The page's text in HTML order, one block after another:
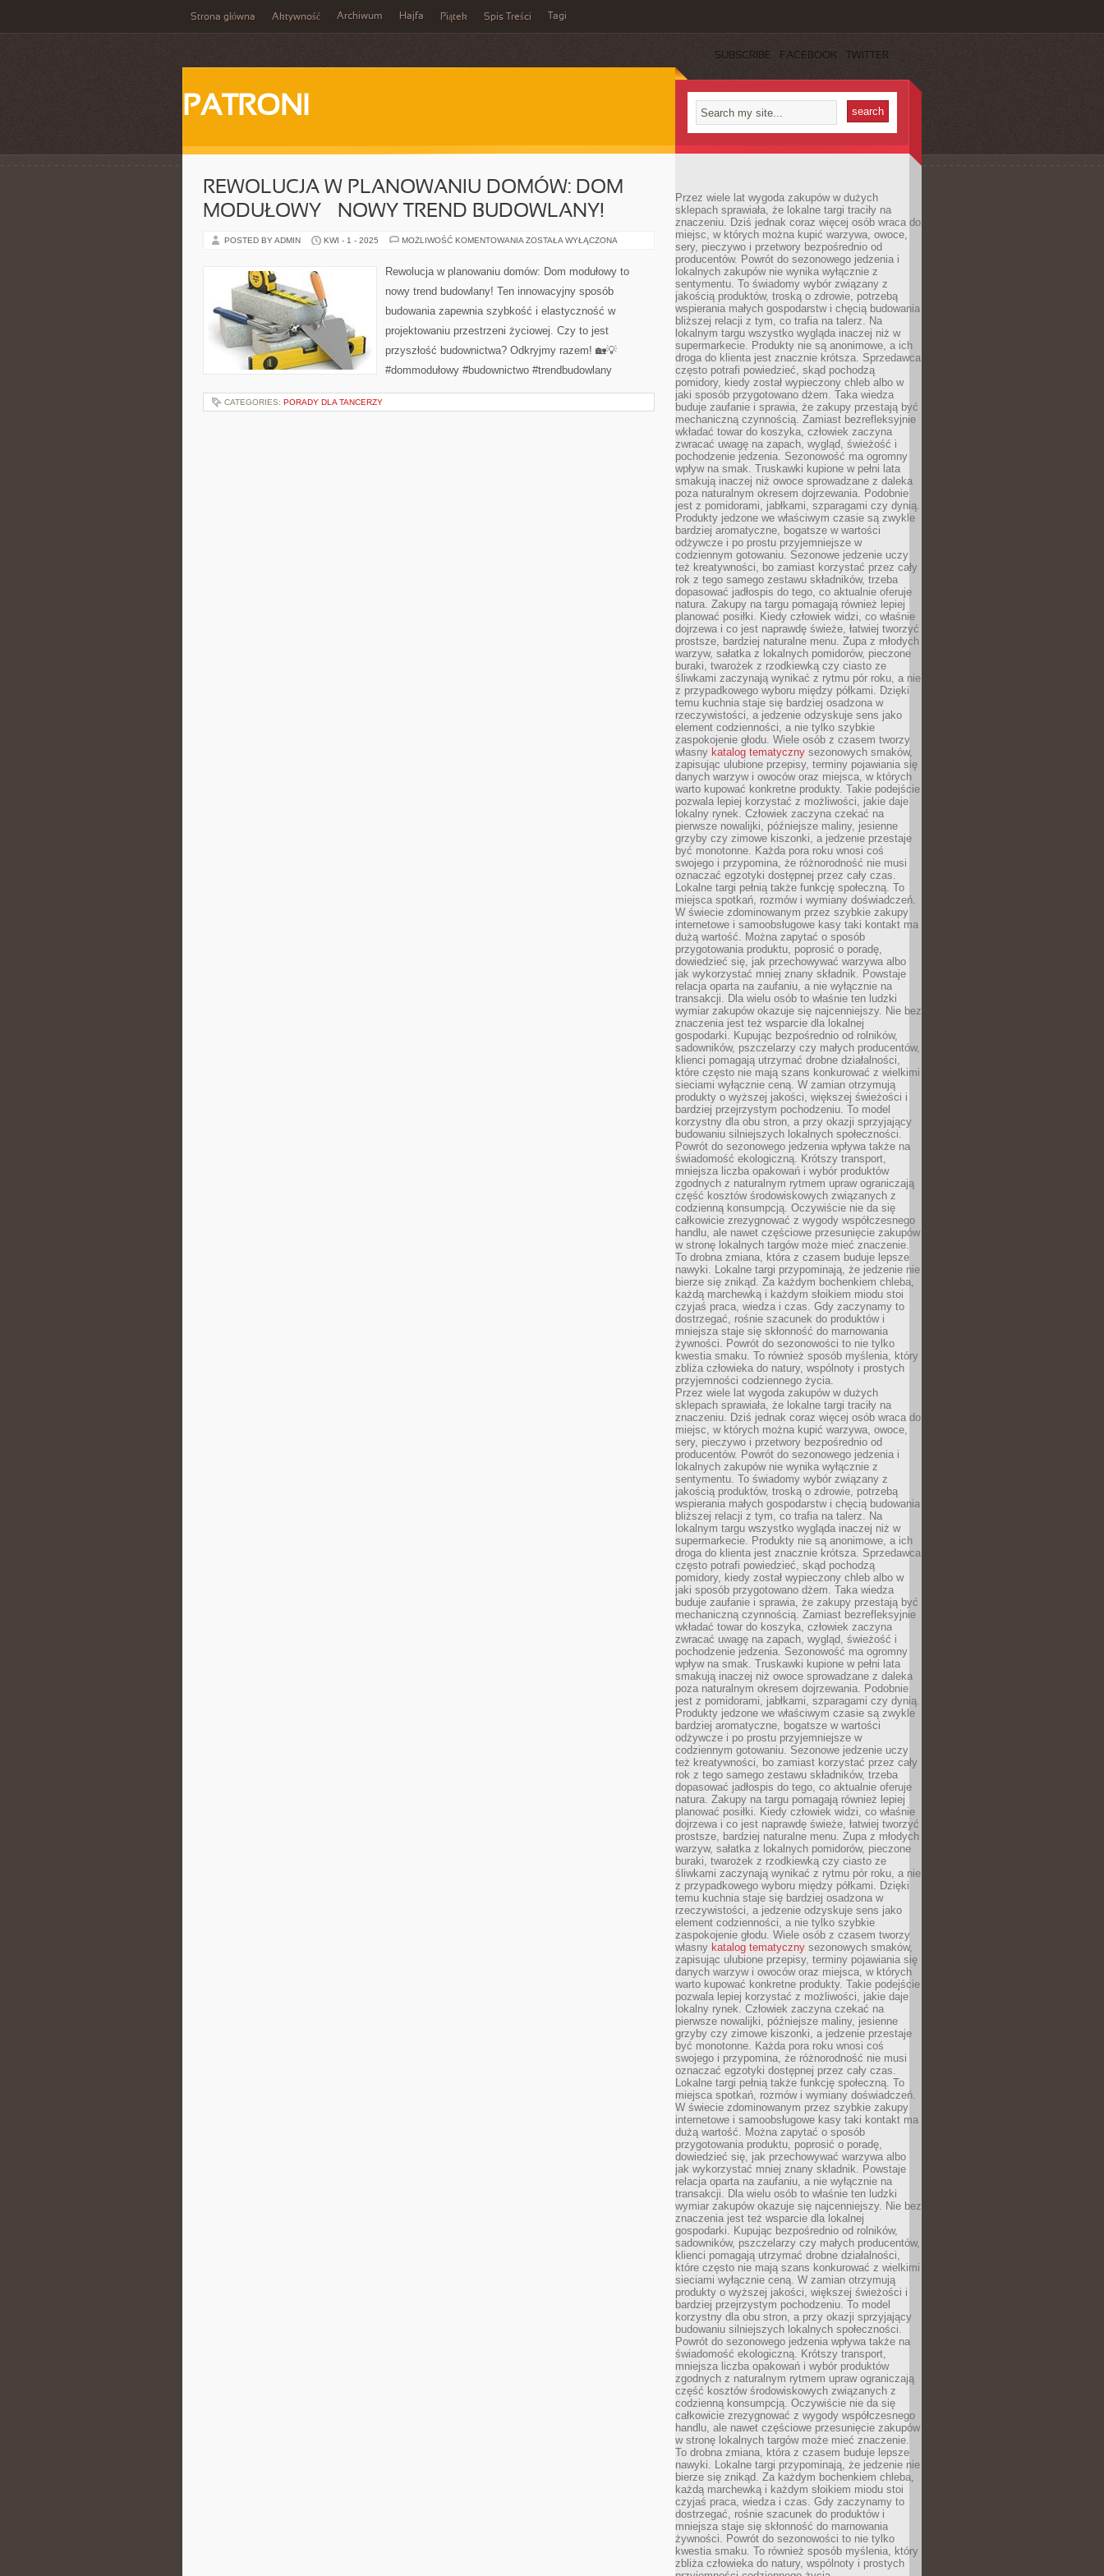
Strona główna Aktywność Archiwum Hajfa Piątek Spis Treści Tagi
SUBSCRIBE FACEBOOK TWITTER
PATRONI
REWOLUCJA W PLANOWANIU DOMÓW: DOM
MODUŁOWY – NOWY TREND BUDOWLANY!
POSTED BY ADMIN KWI - 1 - 2025 MOŻLIWOŚĆ KOMENTOWANIA REWOLUCJA
DOMÓW:
DOM
–
TREND
ZOSTAŁA WYŁĄCZONA
Rewolucja w planowaniu domów: Dom modułowy to
nowy trend budowlany! Ten innowacyjny sposób
budowania zapewnia szybkość i elastyczność w
projektowaniu przestrzeni życiowej. Czy to jest
przyszłość budownictwa? Odkryjmy razem! 🏡💡
#dommodułowy #budownictwo #trendbudowlany
CATEGORIES: PORADY DLA TANCERZY
Przez wiele lat wygoda zakupów w dużych
sklepach sprawiała, że lokalne targi traciły na
znaczeniu. Dziś jednak coraz więcej osób wraca do
miejsc, w których można kupić warzywa, owoce,
sery, pieczywo i przetwory bezpośrednio od
producentów. Powrót do sezonowego jedzenia i
lokalnych zakupów nie wynika wyłącznie z
sentymentu. To świadomy wybór związany z
jakością produktów, troską o zdrowie, potrzebą
wspierania małych gospodarstw i chęcią budowania
bliższej relacji z tym, co trafia na talerz. Na
lokalnym targu wszystko wygląda inaczej niż w
supermarkecie. Produkty nie są anonimowe, a ich
droga do klienta jest znacznie krótsza. Sprzedawca
często potrafi powiedzieć, skąd pochodzą
pomidory, kiedy został wypieczony chleb albo w
jaki sposób przygotowano dżem. Taka wiedza
buduje zaufanie i sprawia, że zakupy przestają być
mechaniczną czynnością. Zamiast bezrefleksyjnie
wkładać towar do koszyka, człowiek zaczyna
zwracać uwagę na zapach, wygląd, świeżość i
pochodzenie jedzenia. Sezonowość ma ogromny
wpływ na smak. Truskawki kupione w pełni lata
smakują inaczej niż owoce sprowadzane z daleka
poza naturalnym okresem dojrzewania. Podobnie
jest z pomidorami, jabłkami, szparagami czy dynią.
Produkty jedzone we właściwym czasie są zwykle
bardziej aromatyczne, bogatsze w wartości
odżywcze i po prostu przyjemniejsze w
codziennym gotowaniu. Sezonowe jedzenie uczy
też kreatywności, bo zamiast korzystać przez cały
rok z tego samego zestawu składników, trzeba
dopasować jadłospis do tego, co aktualnie oferuje
natura. Zakupy na targu pomagają również lepiej
planować posiłki. Kiedy człowiek widzi, co właśnie
dojrzewa i co jest naprawdę świeże, łatwiej tworzyć
prostsze, bardziej naturalne menu. Zupa z młodych
warzyw, sałatka z lokalnych pomidorów, pieczone
buraki, twarożek z rzodkiewką czy ciasto ze
śliwkami zaczynają wynikać z rytmu pór roku, a nie
z przypadkowego wyboru między półkami. Dzięki
temu kuchnia staje się bardziej osadzona w
rzeczywistości, a jedzenie odzyskuje sens jako
element codzienności, a nie tylko szybkie
zaspokojenie głodu. Wiele osób z czasem tworzy
własny katalog tematyczny sezonowych smaków,
zapisując ulubione przepisy, terminy pojawiania się
danych warzyw i owoców oraz miejsca, w których
warto kupować konkretne produkty. Takie podejście
pozwala lepiej korzystać z możliwości, jakie daje
lokalny rynek. Człowiek zaczyna czekać na
pierwsze nowalijki, późniejsze maliny, jesienne
grzyby czy zimowe kiszonki, a jedzenie przestaje
być monotonne. Każda pora roku wnosi coś
swojego i przypomina, że różnorodność nie musi
oznaczać egzotyki dostępnej przez cały czas.
Lokalne targi pełnią także funkcję społeczną. To
miejsca spotkań, rozmów i wymiany doświadczeń.
W świecie zdominowanym przez szybkie zakupy
internetowe i samoobsługowe kasy taki kontakt ma
dużą wartość. Można zapytać o sposób
przygotowania produktu, poprosić o poradę,
dowiedzieć się, jak przechowywać warzywa albo
jak wykorzystać mniej znany składnik. Powstaje
relacja oparta na zaufaniu, a nie wyłącznie na
transakcji. Dla wielu osób to właśnie ten ludzki
wymiar zakupów okazuje się najcenniejszy. Nie bez
znaczenia jest też wsparcie dla lokalnej
gospodarki. Kupując bezpośrednio od rolników,
sadowników, pszczelarzy czy małych producentów,
klienci pomagają utrzymać drobne działalności,
które często nie mają szans konkurować z wielkimi
sieciami wyłącznie ceną. W zamian otrzymują
produkty o wyższej jakości, większej świeżości i
bardziej przejrzystym pochodzeniu. To model
korzystny dla obu stron, a przy okazji sprzyjający
budowaniu silniejszych lokalnych społeczności.
Powrót do sezonowego jedzenia wpływa także na
świadomość ekologiczną. Krótszy transport,
mniejsza liczba opakowań i wybór produktów
zgodnych z naturalnym rytmem upraw ograniczają
część kosztów środowiskowych związanych z
codzienną konsumpcją. Oczywiście nie da się
całkowicie zrezygnować z wygody współczesnego
handlu, ale nawet częściowe przesunięcie zakupów
w stronę lokalnych targów może mieć znaczenie.
To drobna zmiana, która z czasem buduje lepsze
nawyki. Lokalne targi przypominają, że jedzenie nie
bierze się znikąd. Za każdym bochenkiem chleba,
każdą marchewką i każdym słoikiem miodu stoi
czyjaś praca, wiedza i czas. Gdy zaczynamy to
dostrzegać, rośnie szacunek do produktów i
mniejsza staje się skłonność do marnowania
żywności. Powrót do sezonowości to nie tylko
kwestia smaku. To również sposób myślenia, który
zbliża człowieka do natury, wspólnoty i prostych
przyjemności codziennego życia.
Przez wiele lat wygoda zakupów w dużych
sklepach sprawiała, że lokalne targi traciły na
znaczeniu. Dziś jednak coraz więcej osób wraca do
miejsc, w których można kupić warzywa, owoce,
sery, pieczywo i przetwory bezpośrednio od
producentów. Powrót do sezonowego jedzenia i
lokalnych zakupów nie wynika wyłącznie z
sentymentu. To świadomy wybór związany z
jakością produktów, troską o zdrowie, potrzebą
wspierania małych gospodarstw i chęcią budowania
bliższej relacji z tym, co trafia na talerz. Na
lokalnym targu wszystko wygląda inaczej niż w
supermarkecie. Produkty nie są anonimowe, a ich
droga do klienta jest znacznie krótsza. Sprzedawca
często potrafi powiedzieć, skąd pochodzą
pomidory, kiedy został wypieczony chleb albo w
jaki sposób przygotowano dżem. Taka wiedza
buduje zaufanie i sprawia, że zakupy przestają być
mechaniczną czynnością. Zamiast bezrefleksyjnie
wkładać towar do koszyka, człowiek zaczyna
zwracać uwagę na zapach, wygląd, świeżość i
pochodzenie jedzenia. Sezonowość ma ogromny
wpływ na smak. Truskawki kupione w pełni lata
smakują inaczej niż owoce sprowadzane z daleka
poza naturalnym okresem dojrzewania. Podobnie
jest z pomidorami, jabłkami, szparagami czy dynią.
Produkty jedzone we właściwym czasie są zwykle
bardziej aromatyczne, bogatsze w wartości
odżywcze i po prostu przyjemniejsze w
codziennym gotowaniu. Sezonowe jedzenie uczy
też kreatywności, bo zamiast korzystać przez cały
rok z tego samego zestawu składników, trzeba
dopasować jadłospis do tego, co aktualnie oferuje
natura. Zakupy na targu pomagają również lepiej
planować posiłki. Kiedy człowiek widzi, co właśnie
dojrzewa i co jest naprawdę świeże, łatwiej tworzyć
prostsze, bardziej naturalne menu. Zupa z młodych
warzyw, sałatka z lokalnych pomidorów, pieczone
buraki, twarożek z rzodkiewką czy ciasto ze
śliwkami zaczynają wynikać z rytmu pór roku, a nie
z przypadkowego wyboru między półkami. Dzięki
temu kuchnia staje się bardziej osadzona w
rzeczywistości, a jedzenie odzyskuje sens jako
element codzienności, a nie tylko szybkie
zaspokojenie głodu. Wiele osób z czasem tworzy
własny katalog tematyczny sezonowych smaków,
zapisując ulubione przepisy, terminy pojawiania się
danych warzyw i owoców oraz miejsca, w których
warto kupować konkretne produkty. Takie podejście
pozwala lepiej korzystać z możliwości, jakie daje
lokalny rynek. Człowiek zaczyna czekać na
pierwsze nowalijki, późniejsze maliny, jesienne
grzyby czy zimowe kiszonki, a jedzenie przestaje
być monotonne. Każda pora roku wnosi coś
swojego i przypomina, że różnorodność nie musi
oznaczać egzotyki dostępnej przez cały czas.
Lokalne targi pełnią także funkcję społeczną. To
miejsca spotkań, rozmów i wymiany doświadczeń.
W świecie zdominowanym przez szybkie zakupy
internetowe i samoobsługowe kasy taki kontakt ma
dużą wartość. Można zapytać o sposób
przygotowania produktu, poprosić o poradę,
dowiedzieć się, jak przechowywać warzywa albo
jak wykorzystać mniej znany składnik. Powstaje
relacja oparta na zaufaniu, a nie wyłącznie na
transakcji. Dla wielu osób to właśnie ten ludzki
wymiar zakupów okazuje się najcenniejszy. Nie bez
znaczenia jest też wsparcie dla lokalnej
gospodarki. Kupując bezpośrednio od rolników,
sadowników, pszczelarzy czy małych producentów,
klienci pomagają utrzymać drobne działalności,
które często nie mają szans konkurować z wielkimi
sieciami wyłącznie ceną. W zamian otrzymują
produkty o wyższej jakości, większej świeżości i
bardziej przejrzystym pochodzeniu. To model
korzystny dla obu stron, a przy okazji sprzyjający
budowaniu silniejszych lokalnych społeczności.
Powrót do sezonowego jedzenia wpływa także na
świadomość ekologiczną. Krótszy transport,
mniejsza liczba opakowań i wybór produktów
zgodnych z naturalnym rytmem upraw ograniczają
część kosztów środowiskowych związanych z
codzienną konsumpcją. Oczywiście nie da się
całkowicie zrezygnować z wygody współczesnego
handlu, ale nawet częściowe przesunięcie zakupów
w stronę lokalnych targów może mieć znaczenie.
To drobna zmiana, która z czasem buduje lepsze
nawyki. Lokalne targi przypominają, że jedzenie nie
bierze się znikąd. Za każdym bochenkiem chleba,
każdą marchewką i każdym słoikiem miodu stoi
czyjaś praca, wiedza i czas. Gdy zaczynamy to
dostrzegać, rośnie szacunek do produktów i
mniejsza staje się skłonność do marnowania
żywności. Powrót do sezonowości to nie tylko
kwestia smaku. To również sposób myślenia, który
zbliża człowieka do natury, wspólnoty i prostych